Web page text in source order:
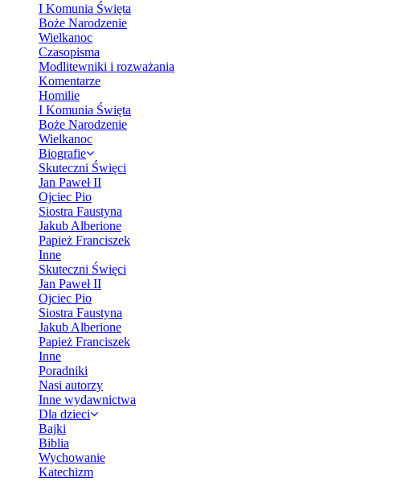
I Komunia Święta
Boże Narodzenie
Wielkanoc
Czasopisma
Modlitewniki i rozważania
Komentarze
Homilie
I Komunia Święta
Boże Narodzenie
Wielkanoc
Biografie
Skuteczni Święci
Jan Paweł II
Ojciec Pio
Siostra Faustyna
Jakub Alberione
Papież Franciszek
Inne
Skuteczni Święci
Jan Paweł II
Ojciec Pio
Siostra Faustyna
Jakub Alberione
Papież Franciszek
Inne
Poradniki
Nasi autorzy
Inne wydawnictwa
Dla dzieci
Bajki
Biblia
Wychowanie
Katechizm